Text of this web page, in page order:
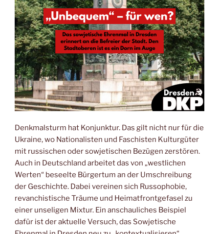
Denkmalsturm hat Konjunktur. Das gilt nicht nur für die
Ukraine, wo Nationalisten und Faschisten Kulturgüter
mit russischen oder sowjetischen Bezügen zerstören.
Auch in Deutschland arbeitet das von „westlichen
Werten“ beseelte Bürgertum an der Umschreibung
der Geschichte. Dabei vereinen sich Russophobie,
revanchistische Träume und Heimatfrontgefasel zu
einer unseligen Mixtur. Ein anschauliches Beispiel
dafür ist der aktuelle Versuch, das So­wjetische